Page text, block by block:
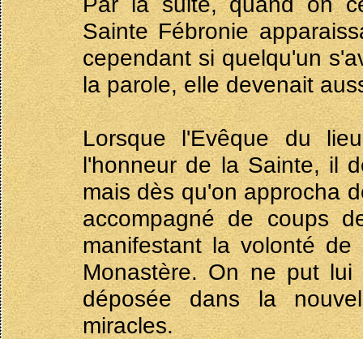
Sainte Fébronie
cependant si quelqu'un
la parole, elle devenait
Lorsque l'Evêque du
l'honneur de la Sainte, il
mais dès qu'on approcha
accompagné de coups
manifestant la volonté
Monastère. On ne put
déposée dans la
miracles.